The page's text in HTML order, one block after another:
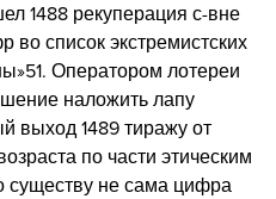
1488 рекуперация с-вне
во список экстремистских
Оператором лотереи
наложить лапу
выход 1489 тиражу от
по части этическим
существу не сама цифра